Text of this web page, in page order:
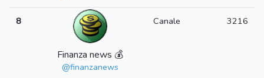
8
Finanza news 💰
@finanzanews
Canale 3216